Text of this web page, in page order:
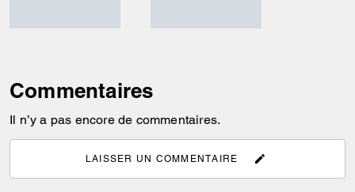
Commentaires
Il n’y a pas encore de commentaires.
LAISSER UN COMMENTAIRE